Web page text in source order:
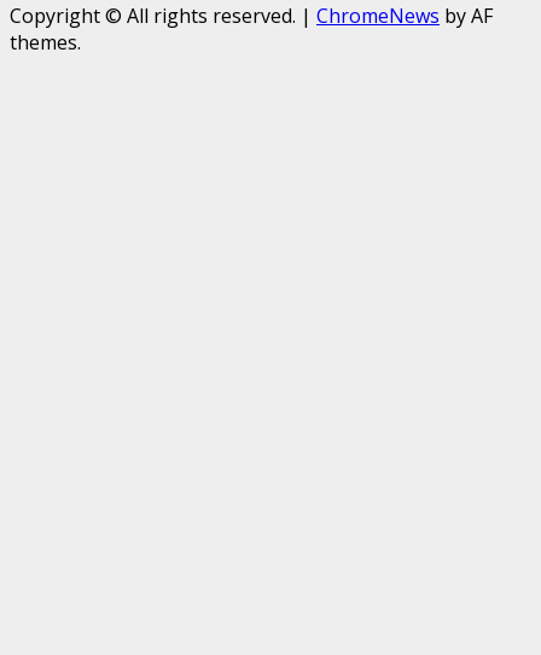
Copyright © All rights reserved. | ChromeNews by AF
themes.